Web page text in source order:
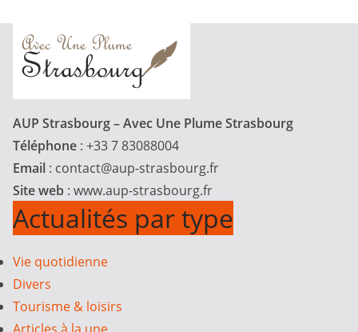
AUP Strasbourg – Avec Une Plume Strasbourg
Téléphone : +33 7 83088004
Email : contact@aup-strasbourg.fr
Site web : www.aup-strasbourg.fr
Actualités par type
Vie quotidienne
Divers
Tourisme & loisirs